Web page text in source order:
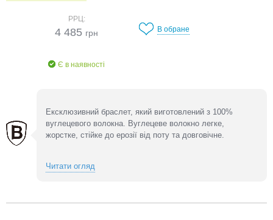
РРЦ:
4 485 грн
Є в наявності
В обране
Ексклюзивний браслет, який виготовлений з 100%
вуглецевого волокна. Вуглецеве волокно легке,
жорстке, стійке до ерозії від поту та довговічне.
Читати огляд